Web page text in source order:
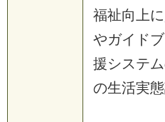
福祉向上
やガイド
援システ
の生活実